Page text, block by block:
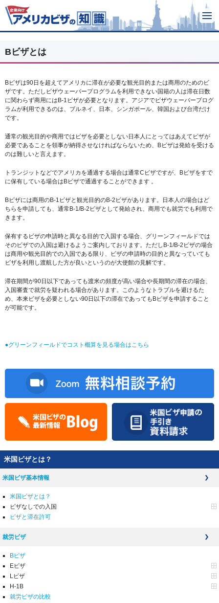
Bビザとは
Bビザは90日を超えてアメリカに滞在が必要な観光目的または商用のためのビ
ザです。ただしビザウェーバープログラムを利用できない国籍の人は滞在日数
に関わらず商用にはB-1ビザが必要となります。アジアでビザウェーバープログ
ラムが利用できるのは、ブルネイ、日本、シンガポール、韓国および台湾だけ
です。
通常の観光目的や商用ではビザを必要としない日本人にとってはあえてビザが
必要であることを領事が納得させなければならないため、Bビザは発給を受ける
のは難しいと言えます。
トランジットなどでアメリカを通過する場合は通常Cビザですが、Bビザをすで
に保有している場合はBビザで通過することができます 。
Bビザには商用のB-1ビザと観光目的のB-2ビザがあります。日本人の場合はど
ちらを申請しても、通常B-1/B-2ビザとして発給され、商用でも就労でも利用で
きます。
保有するビザの申請時と異なる目的で入国する場合、グリーンフィールドでは
そのビザでの入国は避けるようご案内しております。ただしB-1/B-2ビザの場合
は商用や観光目的での入国である限り、ビザの申請時の目的と異なっていても
ビザを利用し渡航した方が良いというのが大使館の見解です。
滞在期間が90日以下であっても渡米の頻度が高い場合や長期間の滞在の場合、
入国審査で就労を疑われる場合があります。このようなトラブルを避けるた
め、本来ビザを必要としない90日以下の滞在であってもBビザを申請すること
が可能です。
●グリーンフィールドでコスト概算を見る場合はこちら
米国ビザとは？
米国ビザ基本情報
米国ビザとは？
ビザなしでの入国
ビザと滞在許可
就労ビザ
Bビザ
Eビザ
Lビザ
H-1B
就労ビザの比較